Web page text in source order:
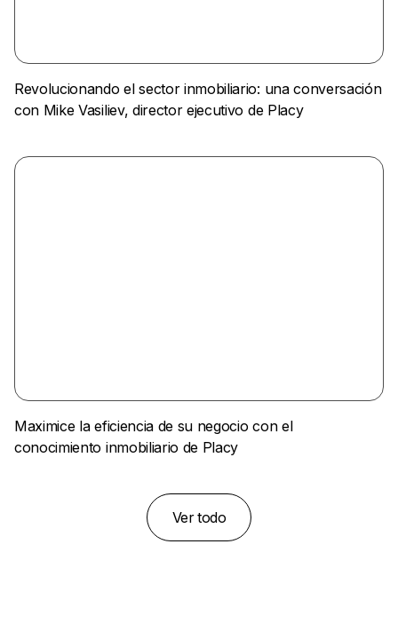
Revolucionando el sector inmobiliario: una conversación
con Mike Vasiliev, director ejecutivo de Placy
Maximice la eficiencia de su negocio con el
conocimiento inmobiliario de Placy
Ver todo